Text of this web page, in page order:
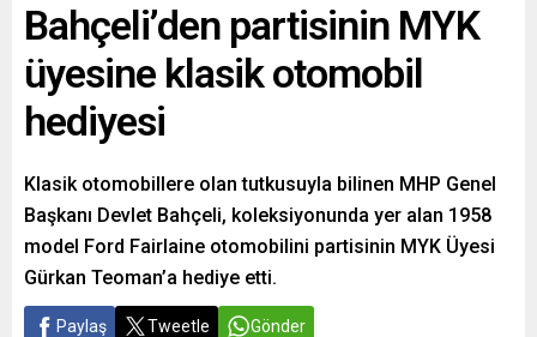
Bahçeli’den partisinin MYK
üyesine klasik otomobil
hediyesi
Klasik otomobillere olan tutkusuyla bilinen MHP Genel
Başkanı Devlet Bahçeli, koleksiyonunda yer alan 1958
model Ford Fairlaine otomobilini partisinin MYK Üyesi
Gürkan Teoman’a hediye etti.
Paylaş Tweetle Gönder